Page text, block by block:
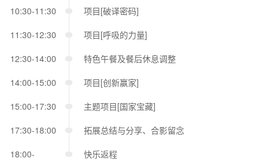
10:30-11:30
项目[破译密码]
11:30-12:30
项目[呼吸的力量]
12:30-14:00
特色午餐及餐后休息调整
14:00-15:00
项目[创新赢家]
15:00-17:30
主题项目[国家宝藏]
17:30-18:00
拓展总结与分享、合影留念
18:00-
快乐返程